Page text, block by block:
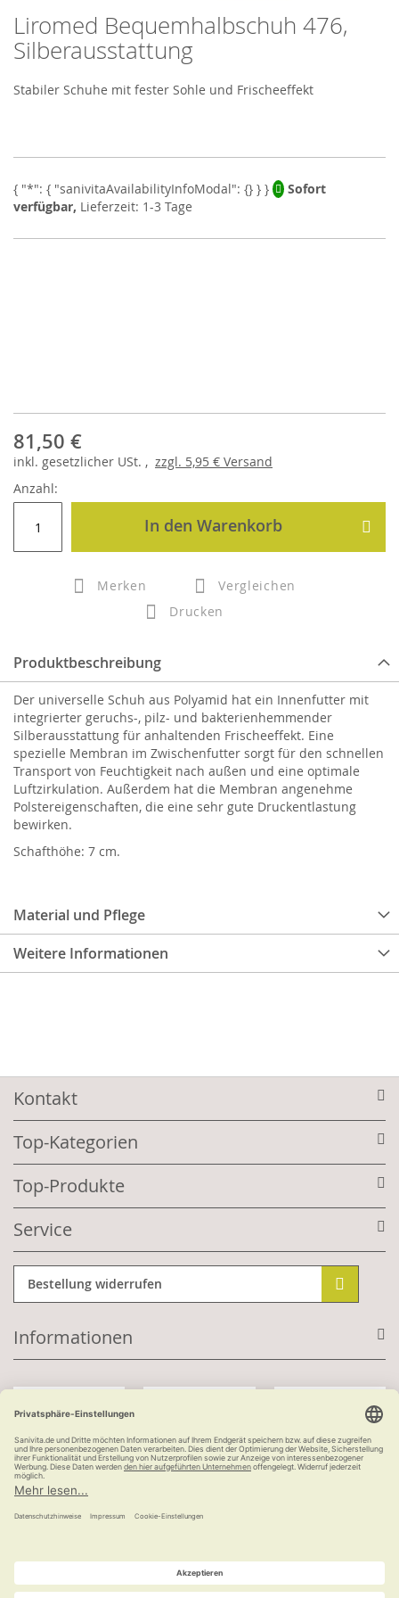
Skip
to
the
of
Liromed Bequemhalbschuh 476,
Silberausstattung
Stabiler Schuhe mit fester Sohle und Frischeeffekt
Sofort
verfügbar, Lieferzeit: 1-3 Tage
81,50 €
inkl. gesetzlicher USt. , zzgl. 5,95 € Versand
Anzahl:
In den Warenkorb
Merken
Vergleichen
Drucken
Produktbeschreibung
Material und Pflege
Weitere Informationen
Der universelle Schuh aus Polyamid hat ein Innenfutter mit
integrierter geruchs-, pilz- und bakterienhemmender
Silberausstattung für anhaltenden Frischeeffekt. Eine
spezielle Membran im Zwischenfutter sorgt für den schnellen
Transport von Feuchtigkeit nach außen und eine optimale
Luftzirkulation. Außerdem hat die Membran angenehme
Polstereigenschaften, die eine sehr gute Druckentlastung
bewirken.
Schafthöhe: 7 cm.
Kontakt
Top-Kategorien
Top-Produkte
Service
Bestellung widerrufen
Informationen
Kauf auf Rechnung
versandkostenfrei